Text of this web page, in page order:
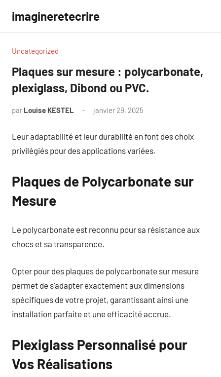
contenu
imagineretecrire
Uncategorized
Plaques sur mesure : polycarbonate,
plexiglass, Dibond ou PVC.
par Louise KESTEL janvier 29, 2025
Leur adaptabilité et leur durabilité en font des choix
privilégiés pour des applications variées.
Plaques de Polycarbonate sur
Mesure
Le polycarbonate est reconnu pour sa résistance aux
chocs et sa transparence.
Opter pour des plaques de polycarbonate sur mesure
permet de s’adapter exactement aux dimensions
spécifiques de votre projet, garantissant ainsi une
installation parfaite et une efficacité accrue.
Plexiglass Personnalisé pour
Vos Réalisations